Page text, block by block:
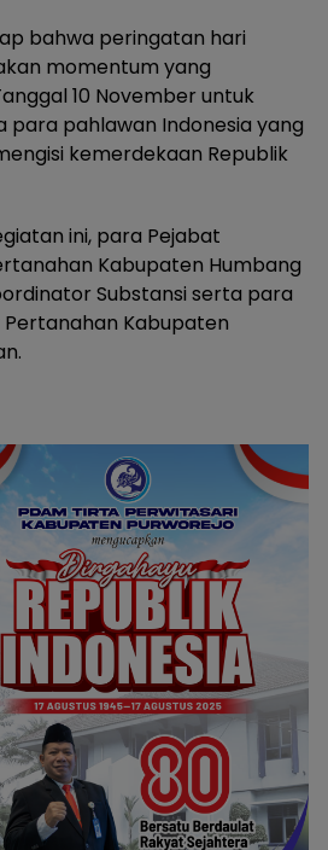
bahwa peringatan hari
momentum yang
10 November untuk
para pahlawan Indonesia yang
kemerdekaan Republik
ini, para Pejabat
Kabupaten Humbang
Substansi serta para
Kabupaten